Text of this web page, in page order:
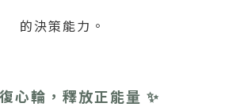
的決策能力。
心輪，釋放正能量 ✨